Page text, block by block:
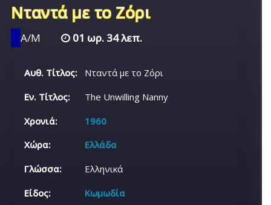
Νταντά με το Ζόρι
Α/Μ 01 ωρ. 34 λεπ.
Αυθ. Τίτλος:
Νταντά με το Ζόρι
Εν. Τίτλος:
The Unwilling Nanny
Χρονιά:
1960
Χώρα:
Ελλάδα
Γλώσσα:
Ελληνικά
Είδος:
Κωμωδία